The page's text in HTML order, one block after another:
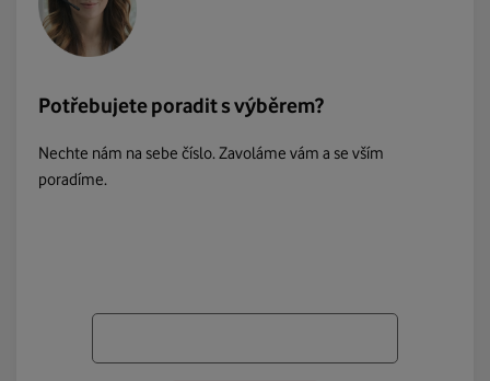
Potřebujete poradit s výběrem?
Nechte nám na sebe číslo. Zavoláme vám a se vším
poradíme.